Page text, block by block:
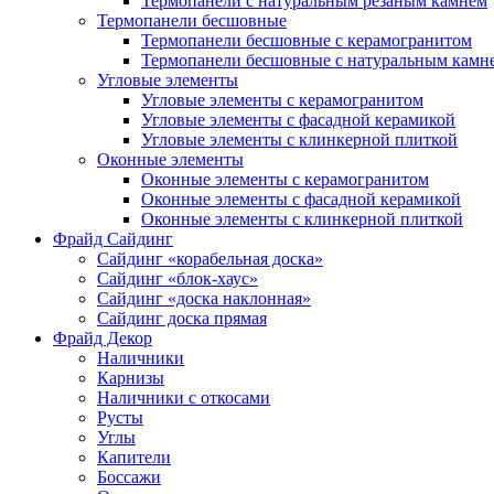
Термопанели бесшовные
Термопанели бесшовные с керамогранитом
Термопанели бесшовные с натуральным
Угловые элементы
Угловые элементы с керамогранитом
Угловые элементы с фасадной керамикой
Угловые элементы с клинкерной плиткой
Оконные элементы
Оконные элементы с керамогранитом
Оконные элементы с фасадной керамикой
Оконные элементы с клинкерной плиткой
Фрайд Сайдинг
Сайдинг «корабельная доска»
Сайдинг «блок-хаус»
Сайдинг «доска наклонная»
Сайдинг доска прямая
Фрайд Декор
Наличники
Карнизы
Наличники с откосами
Русты
Углы
Капители
Боссажи